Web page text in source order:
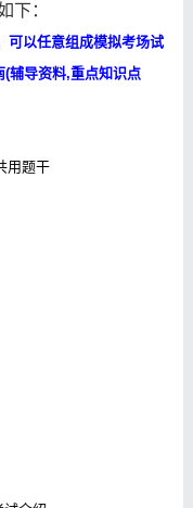
下：
可以任意组成模拟考场试
(辅导资料,重点知识点
用题干